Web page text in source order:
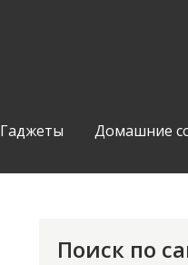
Гаджеты Домашние
Поиск по